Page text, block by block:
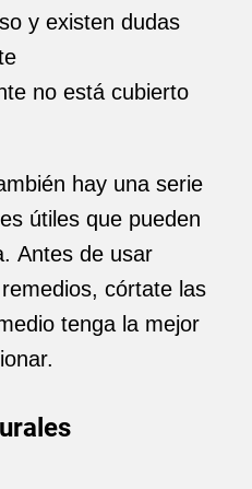
y existen dudas
no está cubierto
hay una serie
útiles que pueden
Antes de usar
córtate las
tenga la mejor